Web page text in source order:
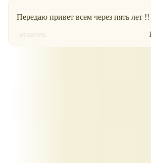
Передаю привет всем через пять лет !!
ответить